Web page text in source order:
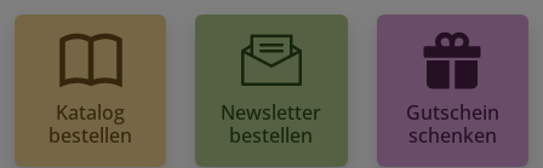
Katalog
bestellen
Newsletter
bestellen
Gutschein
schenken